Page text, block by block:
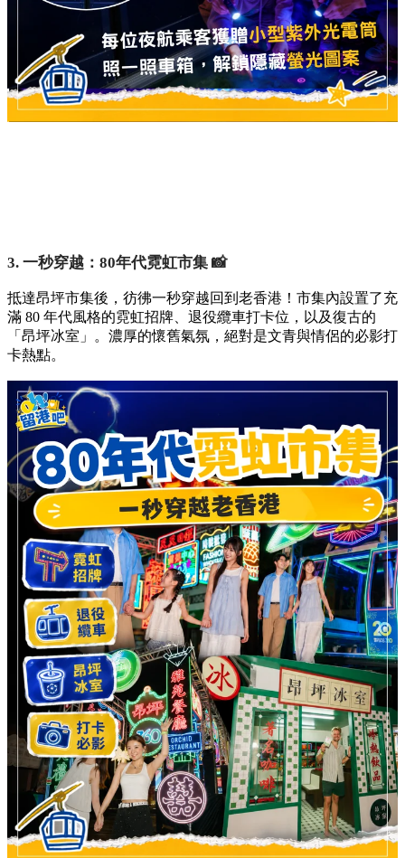
3. 一秒穿越：80年代霓虹市集 📸
抵達昂坪市集後，彷彿一秒穿越回到老香港！市集內設置了充
滿 80 年代風格的霓虹招牌、退役纜車打卡位，以及復古的
「昂坪冰室」。濃厚的懷舊氣氛，絕對是文青與情侶的必影打
卡熱點。